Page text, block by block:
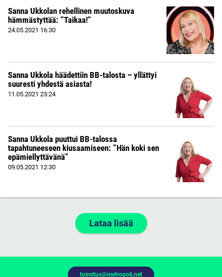
Sanna Ukkolan rehellinen muutoskuva
hämmästyttää: ”Taikaa!”
24.05.2021 16:30
Sanna Ukkola häädettiin BB-talosta – yllättyi
suuresti yhdestä asiasta!
11.05.2021 23:24
Sanna Ukkola puuttui BB-talossa
tapahtuneeseen kiusaamiseen: ”Hän koki sen
epämiellyttävänä”
09.05.2021 12:30
Lataa lisää
toimitus@metropoli.net